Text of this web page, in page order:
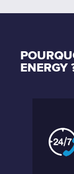
ENERGY